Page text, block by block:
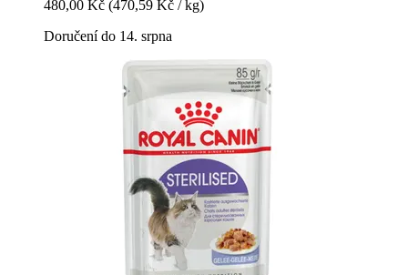
480,00 Kč (470,59 Kč / kg)
Doručení do 14. srpna